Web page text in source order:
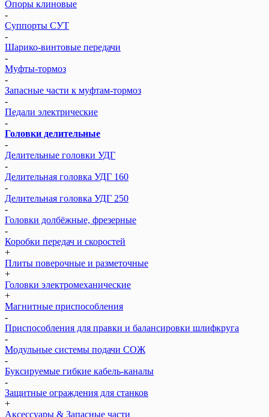
Опоры клиновые
-
Суппорты СУТ
-
Шарико-винтовые передачи
-
Муфты-тормоз
-
Запасные части к муфтам-тормоз
-
Педали электрические
-
Головки делительные
-
Делительные головки УДГ
-
Делительная головка УДГ 160
-
Делительная головка УДГ 250
-
Головки долбёжные, фрезерные
-
Коробки передач и скоростей
+
Плиты поверочные и разметочные
+
Головки электромеханические
+
Магнитные приспособления
-
Приспособления для правки и балансировки шлифкруга
-
Модульные системы подачи СОЖ
-
Буксируемые гибкие кабель-каналы
-
Защитные ограждения для станков
+
Аксессуары & Запасные части